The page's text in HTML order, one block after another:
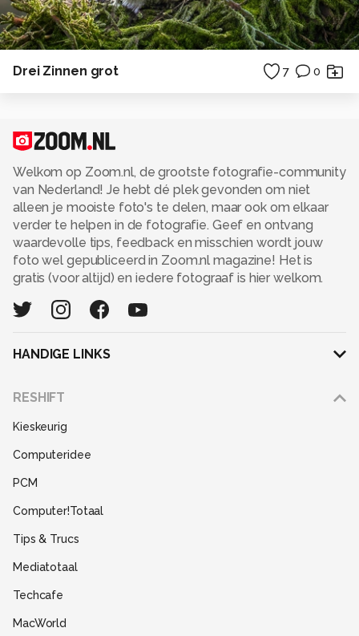
Drei Zinnen grot 7 0
Welkom op Zoom.nl, de grootste fotografie-community
van Nederland! Je hebt dé plek gevonden om niet
alleen je mooiste foto's te delen, maar ook om elkaar
verder te helpen in de fotografie. Geef en ontvang
waardevolle tips, feedback en misschien wordt jouw
foto wel gepubliceerd in Zoom.nl magazine! Het is
gratis (voor altijd) en iedere fotograaf is hier welkom.
HANDIGE LINKS
RESHIFT
Kieskeurig
Computeridee
PCM
Computer!Totaal
Tips & Trucs
Mediatotaal
Techcafe
MacWorld